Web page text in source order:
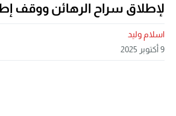
لإطلاق سراح الرهائن ووقف
اسلام وليد
9 أكتوبر 2025